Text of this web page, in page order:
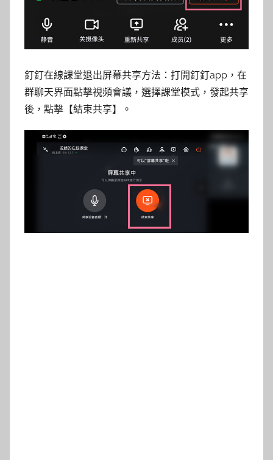
釘釘在線課堂退出屏幕共享方法：打開釘釘app，在
群聊天界面點擊視頻會議，選擇課堂模式，發起共享
後，點擊【結束共享】。